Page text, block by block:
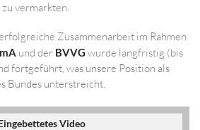
vermarkten.
Zusammenarbeit im Rahmen
und der BVVG wurde langfristig (bis
fortgeführt, was unsere Position als
Bundes unterstreicht.
Video